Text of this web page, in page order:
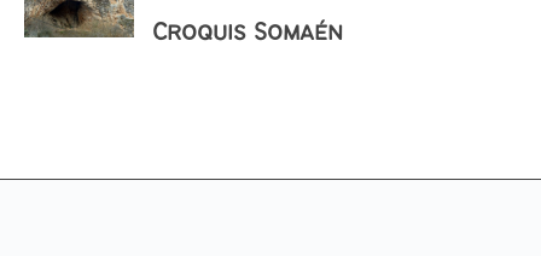
Croquis Somaén